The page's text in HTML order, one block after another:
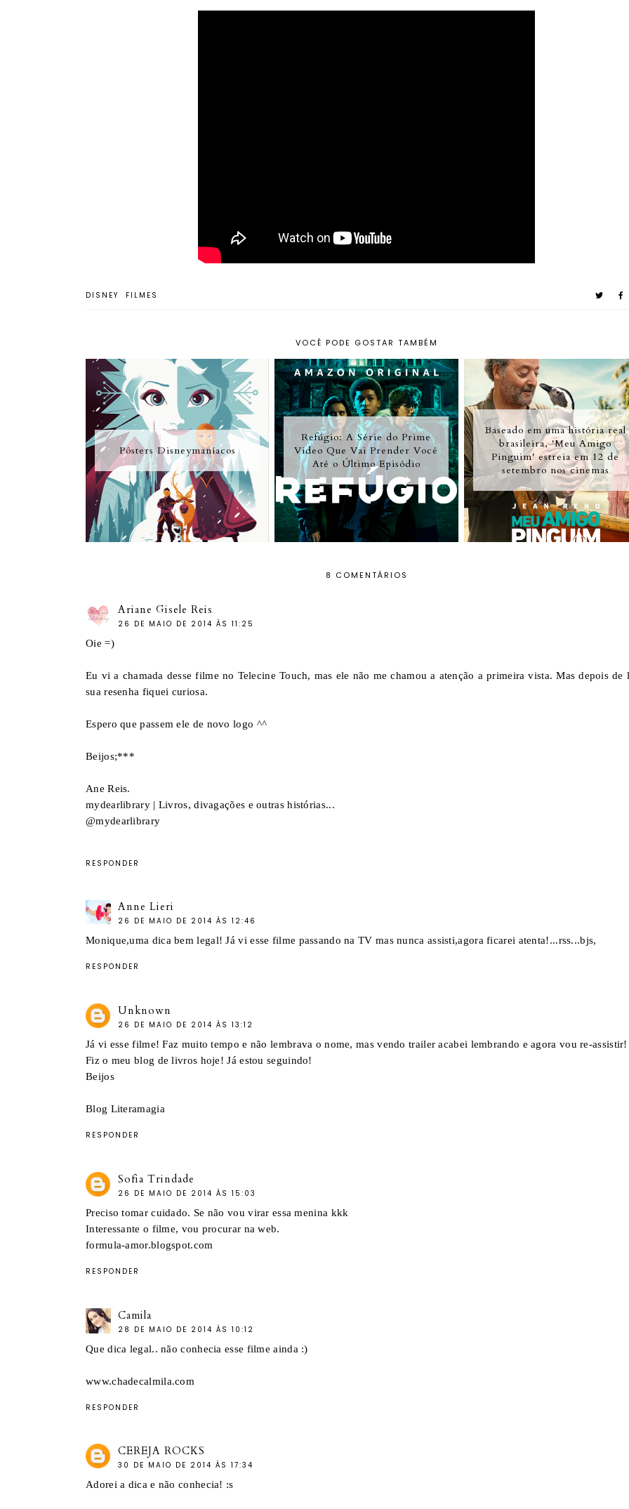
DISNEY FILMES
VOCÊ PODE GOSTAR TAMBÉM
Pôsters Disneymaníacos
Refúgio: A Série do Prime
Video Que Vai Prender Você
Até o Último Episódio
Baseado em uma história real
brasileira, 'Meu Amigo
Pinguim' estreia em 12 de
setembro nos cinemas
8 COMENTÁRIOS
Ariane Gisele Reis
26 DE MAIO DE 2014 ÀS 11:25
Oie =)
Eu vi a chamada desse filme no Telecine Touch, mas ele não me chamou a atenção a primeira vista. Mas depois de
sua resenha fiquei curiosa.
Espero que passem ele de novo logo ^^
Beijos;***
Ane Reis.
mydearlibrary| Livros, divagações e outras histórias...
@mydearlibrary
RESPONDER
Anne Lieri
26 DE MAIO DE 2014 ÀS 12:46
Monique,uma dica bem legal! Já vi esse filme passando na TV mas nunca assisti,agora ficarei atenta!...rss...bjs,
RESPONDER
Unknown
26 DE MAIO DE 2014 ÀS 13:12
Já vi esse filme! Faz muito tempo e não lembrava o nome, mas vendo trailer acabei lembrando e agora vou re-assistir!
Fiz o meu blog de livros hoje! Já estou seguindo!
Beijos
Blog Literamagia
RESPONDER
Sofia Trindade
26 DE MAIO DE 2014 ÀS 15:03
Preciso tomar cuidado. Se não vou virar essa menina kkk
Interessante o filme, vou procurar na web.
formula-amor.blogspot.com
RESPONDER
Camila
28 DE MAIO DE 2014 ÀS 10:12
Que dica legal.. não conhecia esse filme ainda :)
www.chadecalmila.com
RESPONDER
CEREJA ROCKS
30 DE MAIO DE 2014 ÀS 17:34
Adorei a dica e não conhecia! :s